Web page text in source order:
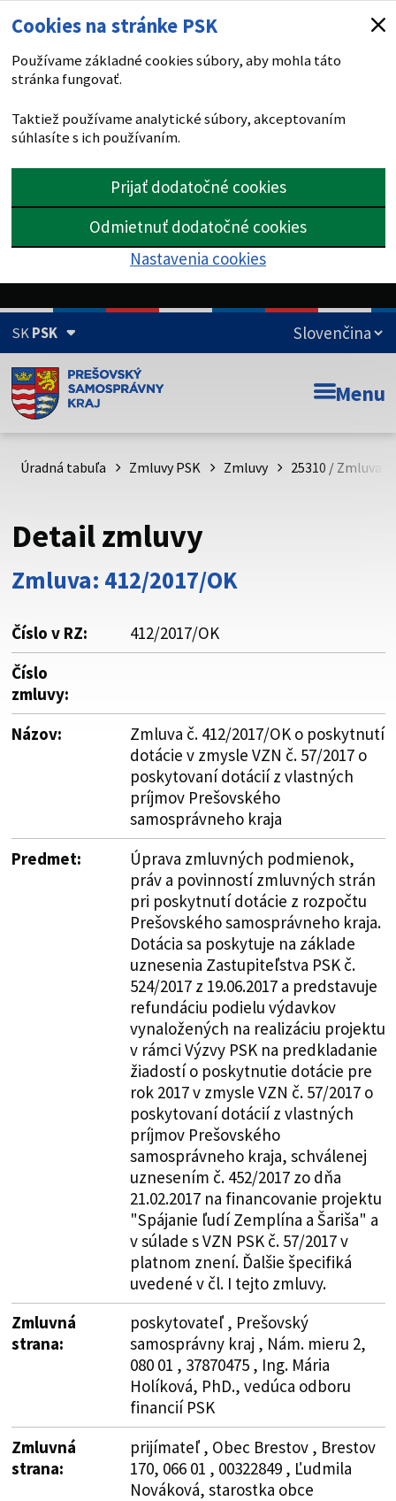
Cookies na stránke PSK
Používame základné cookies súbory, aby mohla táto
stránka fungovať.
Taktiež používame analytické súbory, akceptovaním
súhlasíte s ich používaním.
Prijať dodatočné cookies
Odmietnuť dodatočné cookies
Nastavenia cookies
SKPSK
Doména psk.sk je oficiálna
Toto je oficiálna webová stránka Prešovského
psk.sk.
Buďte pozorní a vždy sa uistite, že zdieľate informácie iba
cez zabezpečenú webovú stránku. Zabezpečená stránka
vždy začína https:// pred názvom domény webového sídla.
Menu
Úradná tabuľa Zmluvy PSK Zmluvy 25310 / Zmluva
Detail zmluvy
Zmluva: 412/2017/OK
Číslo v RZ:
412/2017/OK
Číslo
zmluvy:
Názov:
Zmluva č. 412/2017/OK o poskytnutí
dotácie v zmysle VZN č. 57/2017 o
poskytovaní dotácií z vlastných
príjmov Prešovského
samosprávneho kraja
Predmet:
Úprava zmluvných podmienok,
práv a povinností zmluvných strán
pri poskytnutí dotácie z rozpočtu
Prešovského samosprávneho kraja.
Dotácia sa poskytuje na základe
uznesenia Zastupiteľstva PSK č.
524/2017 z 19.06.2017 a predstavuje
refundáciu podielu výdavkov
vynaložených na realizáciu projektu
v rámci Výzvy PSK na predkladanie
žiadostí o poskytnutie dotácie pre
rok 2017 v zmysle VZN č. 57/2017 o
poskytovaní dotácií z vlastných
príjmov Prešovského
samosprávneho kraja, schválenej
uznesením č. 452/2017 zo dňa
21.02.2017 na financovanie projektu
"Spájanie ľudí Zemplína a Šariša" a
v súlade s VZN PSK č. 57/2017 v
platnom znení. Ďalšie špecifiká
uvedené v čl. I tejto zmluvy.
Zmluvná
strana:
poskytovateľ , Prešovský
samosprávny kraj , Nám. mieru 2,
080 01 , 37870475 , Ing. Mária
Holíková, PhD., vedúca odboru
financií PSK
Zmluvná
strana:
prijímateľ , Obec Brestov , Brestov
170, 066 01 , 00322849 , Ľudmila
Nováková, starostka obce